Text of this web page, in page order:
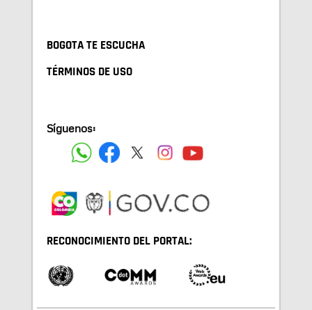
BOGOTA TE ESCUCHA
TÉRMINOS DE USO
Síguenos:
RECONOCIMIENTO DEL PORTAL: